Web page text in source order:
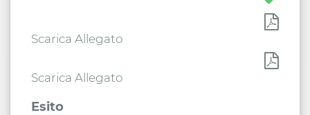
Scarica Allegato
Scarica Allegato
Esito